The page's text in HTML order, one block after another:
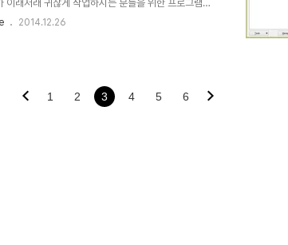
이래저래 귀찮게 작업하시는 분들을 위한 프로그램입
eng/docs/lang:ko winscp.net에서 직접
2014.12.26
1 2 3 4 5 6